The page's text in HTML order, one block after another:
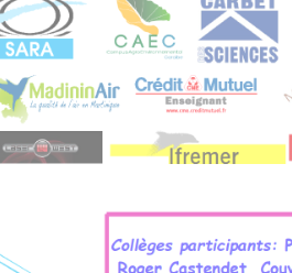
Agréé par